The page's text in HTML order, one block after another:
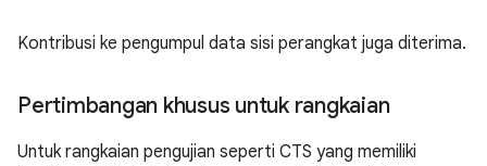
Kontribusi ke pengumpul data sisi perangkat juga diterima.
Pertimbangan khusus untuk rangkaian
Untuk rangkaian pengujian seperti CTS yang memiliki